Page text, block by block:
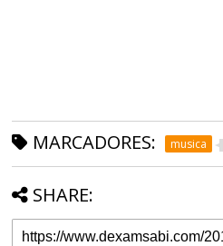
MARCADORES: musica
SHARE: